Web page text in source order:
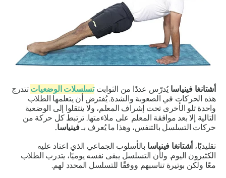
أشتانغا فينياسايُدرّس عددًا من الثوابتتسلسلات الوضعياتتتدرج
هذه الحركات في الصعوبة والشدة. يُفترض أن يتعلمها الطلاب
واحدة تلو الأخرى تحت إشراف المعلم، ولا ينتقلوا إلى الوضعية
التالية إلا بعد موافقة المعلم على ملاءمتها. ترتبط كل حركة من
حركات التسلسل بالتنفس، وهذا ما يُعرف بـفينياسا.
تقليديًا،أشتانغا فينياسابالأسلوب الجماعي الذي اعتاد عليه
الكثيرون اليوم. ولأن التسلسل يبقى نفسه يوميًا، يتدرب الطلاب
معًا ولكن بوتيرة تناسبهم ووفقًا للتسلسل المحدد لهم.